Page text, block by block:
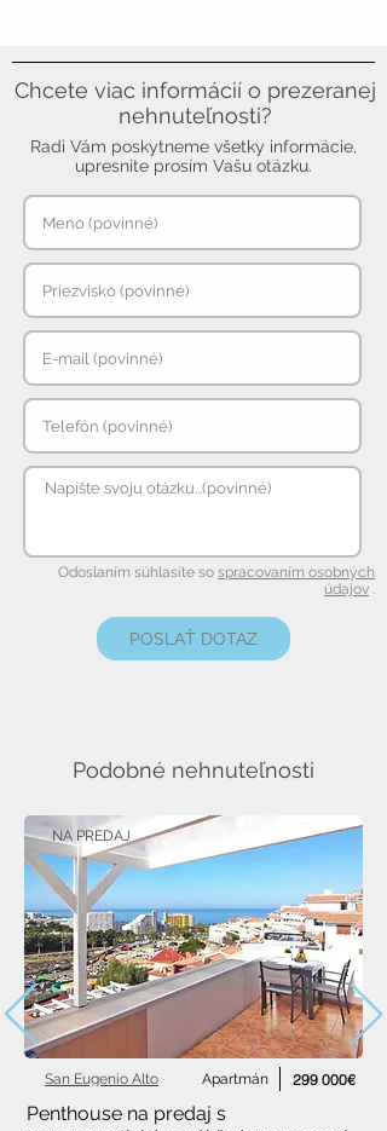
Chcete viac informácií o prezeranej
nehnuteľnosti?
Radi Vám poskytneme všetky informácie,
upresnite prosím Vašu otázku.
Odoslaním súhlasíte so spracovaním osobných
údajov .
POSLAŤ DOTAZ
Podobné nehnuteľnosti
NA PREDAJ
Apartmán
San Eugenio Alto 299 000€
Penthouse na predaj s